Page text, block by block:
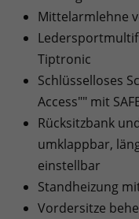
Mittelarmlehne
Tiptronic
Schlüsselloses
Access"" mit
Rücksitzbank
umklappbar,
einstellbar
Standheizung
Vordersitze